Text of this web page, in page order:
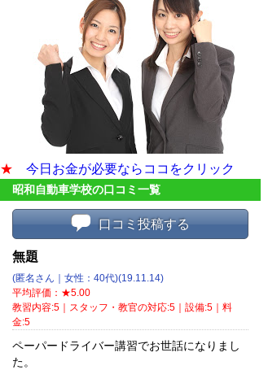
★ 今日お金が必要ならココをクリック
昭和自動車学校の口コミ一覧
口コミ投稿する
無題
(匿名さん｜女性：40代)(19.11.14)
平均評価：★5.00
教習内容:5｜スタッフ・教官の対応:5｜設備:5｜料
金:5
ペーパードライバー講習でお世話になりまし
た。